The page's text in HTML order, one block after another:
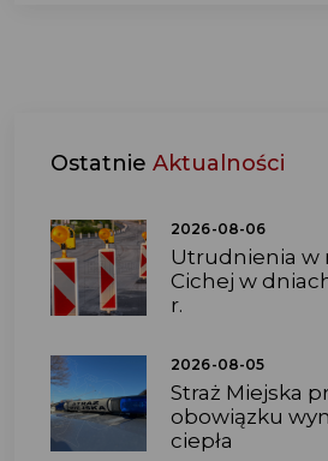
Ostatnie Aktualności
2026-08-06
Utrudnienia w
Cichej w
r.
2026-08-05
Straż Miejska
obowiązku
ciepła